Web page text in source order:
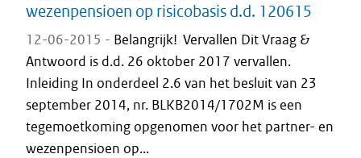
wezenpensioen op risicobasis d.d. 120615
12-06-2015 - Belangrijk! Vervallen Dit Vraag &
Antwoord is d.d. 26 oktober 2017 vervallen.
Inleiding In onderdeel 2.6 van het besluit van 23
september 2014, nr. BLKB2014/1702M is een
tegemoetkoming opgenomen voor het partner- en
wezenpensioen op...